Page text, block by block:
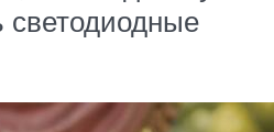
светодиодные